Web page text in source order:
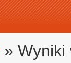
» Wyniki